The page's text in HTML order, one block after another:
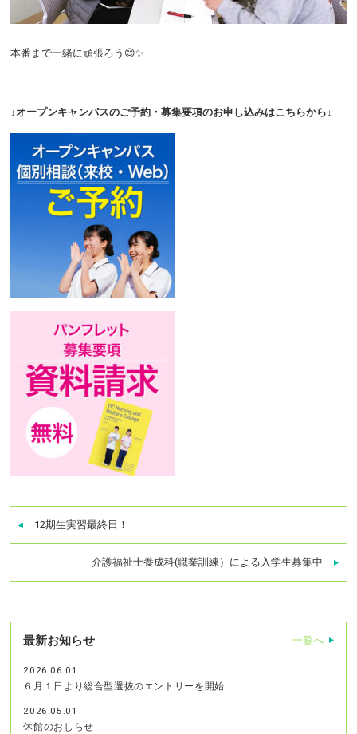
本番まで一緒に頑張ろう😊✨
↓オープンキャンパスのご予約・募集要項のお申し込みはこちらから↓
12期生実習最終日！
介護福祉士養成科(職業訓練）による入学生募集中
最新お知らせ 一覧へ
2026.06.01
６月１日より総合型選抜のエントリーを開始
2026.05.01
休館のおしらせ